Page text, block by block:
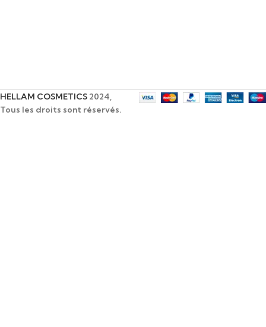
HELLAM COSMETICS 2024,
Tous les droits sont réservés.